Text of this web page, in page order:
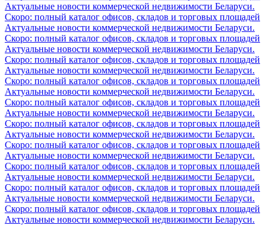
Актуальные новости коммерческой недвижимости Беларуси.
Скоро: полный каталог офисов, складов и торговых площадей
Актуальные новости коммерческой недвижимости Беларуси.
Скоро: полный каталог офисов, складов и торговых площадей
Актуальные новости коммерческой недвижимости Беларуси.
Скоро: полный каталог офисов, складов и торговых площадей
Актуальные новости коммерческой недвижимости Беларуси.
Скоро: полный каталог офисов, складов и торговых площадей
Актуальные новости коммерческой недвижимости Беларуси.
Скоро: полный каталог офисов, складов и торговых площадей
Актуальные новости коммерческой недвижимости Беларуси.
Скоро: полный каталог офисов, складов и торговых площадей
Актуальные новости коммерческой недвижимости Беларуси.
Скоро: полный каталог офисов, складов и торговых площадей
Актуальные новости коммерческой недвижимости Беларуси.
Скоро: полный каталог офисов, складов и торговых площадей
Актуальные новости коммерческой недвижимости Беларуси.
Скоро: полный каталог офисов, складов и торговых площадей
Актуальные новости коммерческой недвижимости Беларуси.
Скоро: полный каталог офисов, складов и торговых площадей
Актуальные новости коммерческой недвижимости Беларуси.